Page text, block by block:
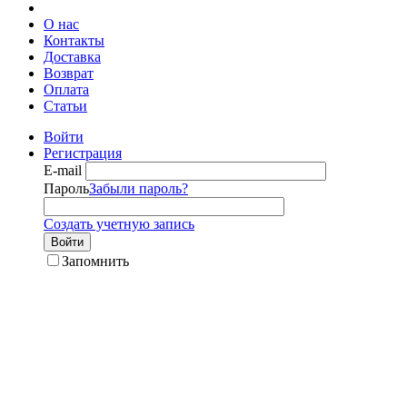
О нас
Контакты
Доставка
Возврат
Оплата
Статьи
Войти
Регистрация
E-mail
ПарольЗабыли пароль?
Создать учетную запись
Войти
Запомнить